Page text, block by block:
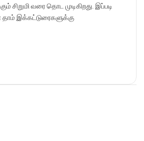
சிறுமி வரை தொட முடிகிறது. இப்படி
தாம் இக்கட்டுரைகளுக்கு